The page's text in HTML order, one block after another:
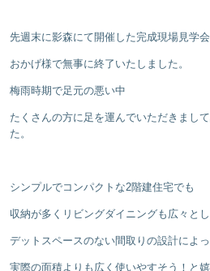
先週末に影森にて開催した完成現場見学会
おかげ様で無事に終了いたしました。
梅雨時期で足元の悪い中
たくさんの方に足を運んでいただきまし
た。
シンプルでコンパクトな2階建住宅でも
収納が多くリビングダイニングも広々と
デットスペースのない間取りの設計によ
実際の面積よりも広く使いやすそう！と